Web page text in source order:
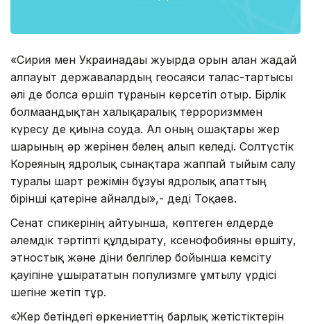
«Сирия мен Украинадағы жуырда орын алған жағдай
алпауыт державалардың геосаяси талас-тартысы
әлі де болса өршіп тұрғанын көрсетіп отыр. Бірлік
болмағандықтан халықаралық терроризммен
күресу де қиынға соғуда. Ал оның ошақтары жер
шарының әр жерінен белең алып келеді. Солтүстік
Кореяның ядролық сынақтарға жаппай тыйым салу
туралы шарт режімін бұзуы ядролық апаттың
бірінші қатеріне айналды»,- деді Тоқаев.
Сенат спикерінің айтуынша, көптеген елдерде
әлемдік тәртіпті құлдырату, ксенофобияны өршіту,
этностық және діни белгілер бойынша кемсіту
қауіпіне ұшырататын популизмге ұмтылу үрдісі
шегіне жетіп тұр.
«Жер бетіндегі өркениеттің барлық жетістіктерін